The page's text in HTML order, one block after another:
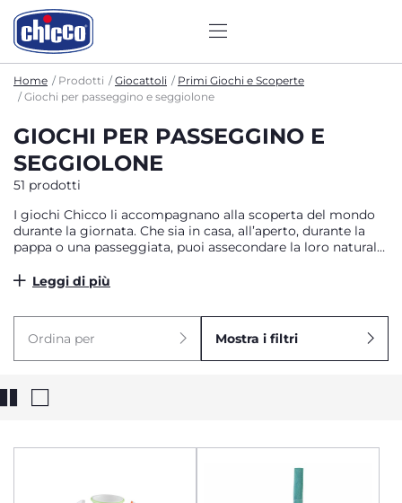
Home Prodotti Giocattoli
Primi Giochi e Scoperte
Giochi per passeggino e seggiolone
GIOCHI PER PASSEGGINO E
SEGGIOLONE
51 prodotti
I giochi Chicco li accompagnano alla scoperta del mondo
durante la giornata. Che sia in casa, all’aperto, durante la
pappa o una passeggiata, puoi assecondare la loro naturale
dentizione. I giochi passeggio li intrattengono con tante
Leggi di più
Ordina per Mostra i filtri